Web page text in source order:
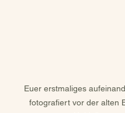
Euer erstmaliges
fotografiert vor der alten